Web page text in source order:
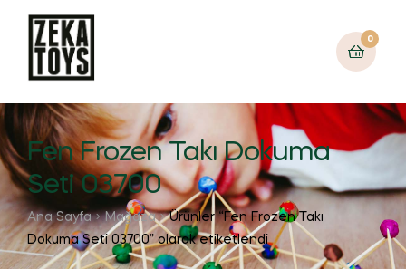
0
Fen Frozen Takı Dokuma
Seti 03700
Ana Sayfa Mağaza
Ürünler “Fen Frozen Takı
Dokuma Seti 03700” olarak etiketlendi